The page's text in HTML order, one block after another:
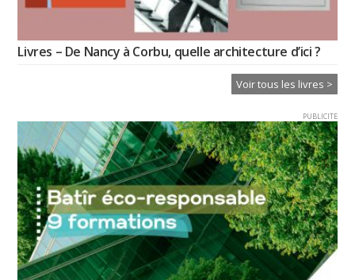
Livres – De Nancy à Corbu, quelle architecture d’ici ?
Voir tous les livres >
PUBLICITE